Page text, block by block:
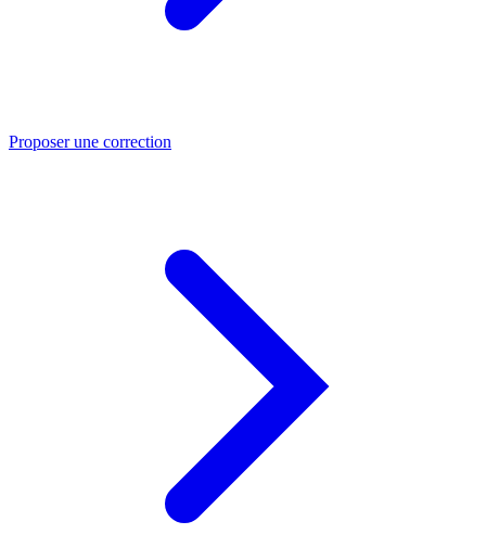
Proposer une correction